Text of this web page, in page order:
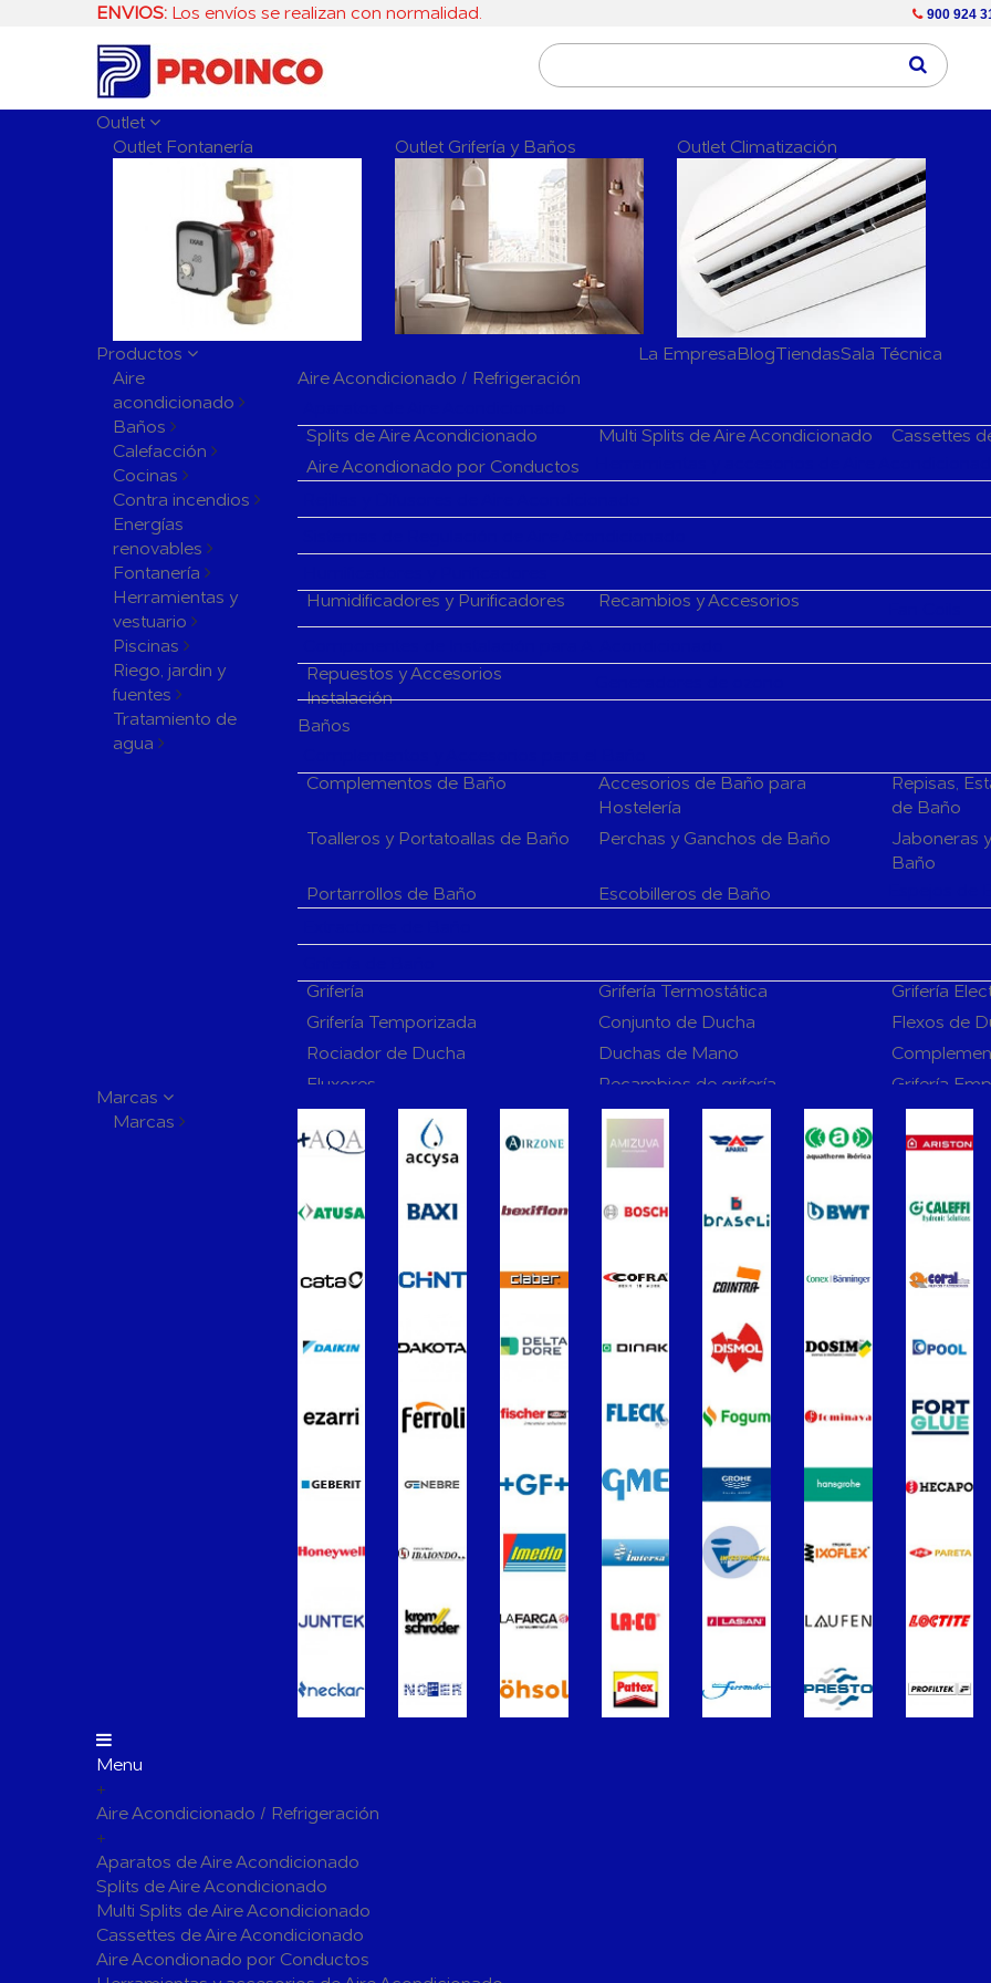
ENVIOS: Los envíos se realizan con normalidad. 900 924
Outlet
Outlet Fontanería
Outlet Grifería y Baños Outlet Climatización
Sala Técnica
Tiendas
Blog
La Empresa
Productos
Aire
acondicionado
Baños
Calefacción
Cocinas
Contra incendios
Energías
renovables
Fontanería
Herramientas y
vestuario
Piscinas
Riego, jardin y
fuentes
Tratamiento de
agua
Aire Acondicionado / Refrigeración
Splits de Aire Acondicionado
Multi Splits de Aire Acondicionado
Cassettes
Aire Acondionado por Conductos
Humidificadores y Purificadores
Recambios y Accesorios
Repuestos y Accesorios
Instalación
Baños
Complementos de Baño
Accesorios de Baño para
Hostelería
Repisas,
de Baño
Toalleros y Portatoallas de Baño
Perchas y Ganchos de Baño
Jaboneras
Baño
Portarrollos de Baño
Escobilleros de Baño
Grifería
Grifería Termostática
Grifería
Grifería Temporizada
Conjunto de Ducha
Flexos de
Rociador de Ducha
Duchas de Mano
Fluxores
Recambios de grifería
Grifería
Mamparas de Baño
Muebles de Baño
Mecanismos
Sanitarios
Lavabos
Bañeras
Urinarios
Placas de Accionamiento para
Cisternas Para Inodoros
Cisternas
Seguridad en el Baño
Wellness
Manómetros
Termometros
Tapones, purgadores y accesorios
para radiador
Soportes para Radiadores
Acumuladores e
Bombas Circuladoras / Grupos de Bombeo
Bombas Simples para ACS
Calderas Murales a Gas
Grupos Térmicos de Gasóleo
Calentadores a Gas
Depósitos de Gasóleo
Emisores Térmicos Eléctricos
Chimenea Modular de Aluminio
Evacuación de Calderas
Distribución y Colectores
Marcas
Marcas
Menu
+
Aire Acondicionado / Refrigeración
+
Aparatos de Aire Acondicionado
Splits de Aire Acondicionado
Multi Splits de Aire Acondicionado
Cassettes de Aire Acondicionado
Aire Acondionado por Conductos